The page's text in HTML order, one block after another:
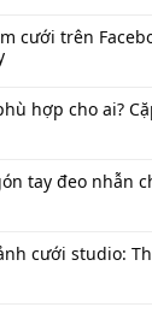
cưới trên
hợp cho ai?
tay đeo nhẫn
cưới studio: